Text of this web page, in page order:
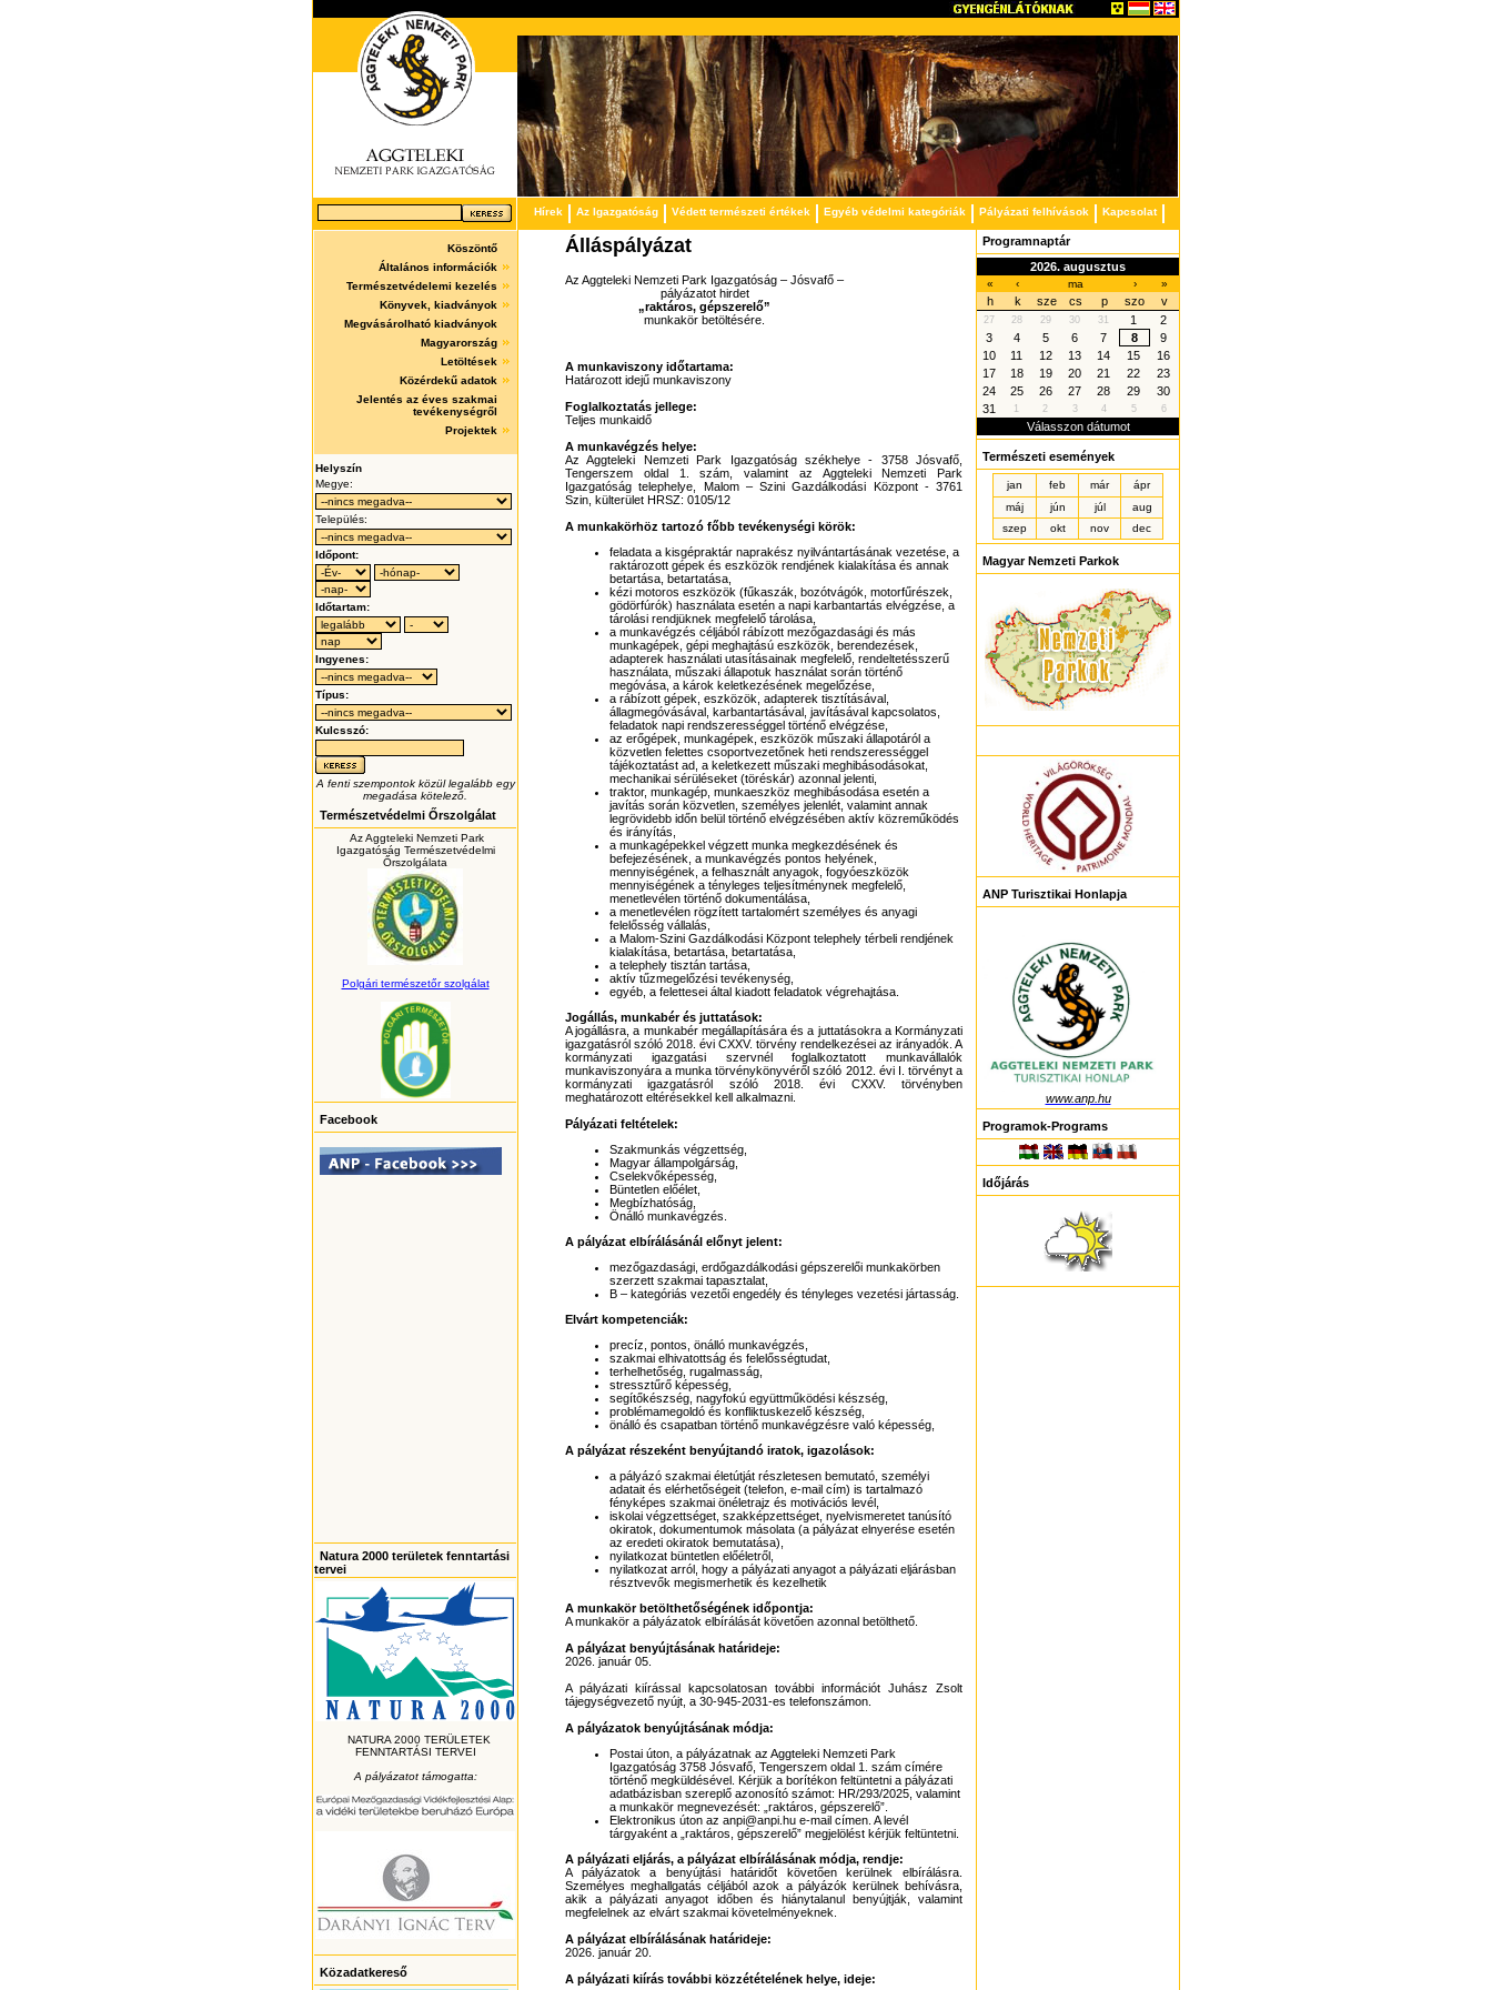
Hírek Az Igazgatóság Védett természeti értékek Egyéb védelmi kategóriák Pályázati felhívások Kapcsolat
Köszöntő
Általános információk
Természetvédelemi kezelés
Könyvek, kiadványok
Megvásárolható kiadványok
Magyarország
Letöltések
Közérdekű adatok
Jelentés az éves szakmai
tevékenységről
Projektek
Helyszín
Megye:
Település:
Időpont:
Időtartam:
Ingyenes:
Típus:
Kulcsszó:
A fenti szempontok közül legalább egy
megadása kötelező.
Természetvédelmi Őrszolgálat
Az Aggteleki Nemzeti Park
Igazgatóság Természetvédelmi
Őrszolgálata
Polgári természetőr szolgálat
Facebook
Natura 2000 területek fenntartási
tervei
NATURA 2000 TERÜLETEK
FENNTARTÁSI TERVEI
A pályázatot támogatta:
Közadatkereső
Álláspályázat
Az Aggteleki Nemzeti Park Igazgatóság – Jósvafő –
pályázatot hirdet
„raktáros, gépszerelő”
munkakör betöltésére.
A munkaviszony időtartama:
Határozott idejű munkaviszony
Foglalkoztatás jellege:
Teljes munkaidő
A munkavégzés helye:
Az Aggteleki Nemzeti Park Igazgatóság székhelye - 3758 Jósvafő,
Tengerszem oldal 1. szám, valamint az Aggteleki Nemzeti Park
Igazgatóság telephelye, Malom – Szini Gazdálkodási Központ - 3761
Szin, külterület HRSZ: 0105/12
A munkakörhöz tartozó főbb tevékenységi körök:
feladata a kisgépraktár naprakész nyilvántartásának vezetése, a
raktározott gépek és eszközök rendjének kialakítása és annak
betartása, betartatása,
kézi motoros eszközök (fűkaszák, bozótvágók, motorfűrészek,
gödörfúrók) használata esetén a napi karbantartás elvégzése, a
tárolási rendjüknek megfelelő tárolása,
a munkavégzés céljából rábízott mezőgazdasági és más
munkagépek, gépi meghajtású eszközök, berendezések,
adapterek használati utasításainak megfelelő, rendeltetésszerű
használata, műszaki állapotuk használat során történő
megóvása, a károk keletkezésének megelőzése,
a rábízott gépek, eszközök, adapterek tisztításával,
állagmegóvásával, karbantartásával, javításával kapcsolatos,
feladatok napi rendszerességgel történő elvégzése,
az erőgépek, munkagépek, eszközök műszaki állapotáról a
közvetlen felettes csoportvezetőnek heti rendszerességgel
tájékoztatást ad, a keletkezett műszaki meghibásodásokat,
mechanikai sérüléseket (töréskár) azonnal jelenti,
traktor, munkagép, munkaeszköz meghibásodása esetén a
javítás során közvetlen, személyes jelenlét, valamint annak
legrövidebb időn belül történő elvégzésében aktív közreműködés
és irányítás,
a munkagépekkel végzett munka megkezdésének és
befejezésének, a munkavégzés pontos helyének,
mennyiségének, a felhasznált anyagok, fogyóeszközök
mennyiségének a tényleges teljesítménynek megfelelő,
menetlevélen történő dokumentálása,
a menetlevélen rögzített tartalomért személyes és anyagi
felelősség vállalás,
a Malom-Szini Gazdálkodási Központ telephely térbeli rendjének
kialakítása, betartása, betartatása,
a telephely tisztán tartása,
aktív tűzmegelőzési tevékenység,
egyéb, a felettesei által kiadott feladatok végrehajtása.
Jogállás, munkabér és juttatások:
A jogállásra, a munkabér megállapítására és a juttatásokra a Kormányzati
igazgatásról szóló 2018. évi CXXV. törvény rendelkezései az irányadók. A
kormányzati igazgatási szervnél foglalkoztatott munkavállalók
munkaviszonyára a munka törvénykönyvéről szóló 2012. évi I. törvényt a
kormányzati igazgatásról szóló 2018. évi CXXV. törvényben
meghatározott eltérésekkel kell alkalmazni.
Pályázati feltételek:
Szakmunkás végzettség,
Magyar állampolgárság,
Cselekvőképesség,
Büntetlen előélet,
Megbízhatóság,
Önálló munkavégzés.
A pályázat elbírálásánál előnyt jelent:
mezőgazdasági, erdőgazdálkodási gépszerelői munkakörben
szerzett szakmai tapasztalat,
B – kategóriás vezetői engedély és tényleges vezetési jártasság.
Elvárt kompetenciák:
precíz, pontos, önálló munkavégzés,
szakmai elhivatottság és felelősségtudat,
terhelhetőség, rugalmasság,
stressztűrő képesség,
segítőkészség, nagyfokú együttműködési készség,
problémamegoldó és konfliktuskezelő készség,
önálló és csapatban történő munkavégzésre való képesség,
A pályázat részeként benyújtandó iratok, igazolások:
a pályázó szakmai életútját részletesen bemutató, személyi
adatait és elérhetőségeit (telefon, e-mail cím) is tartalmazó
fényképes szakmai önéletrajz és motivációs levél,
iskolai végzettséget, szakképzettséget, nyelvismeretet tanúsító
okiratok, dokumentumok másolata (a pályázat elnyerése esetén
az eredeti okiratok bemutatása),
nyilatkozat büntetlen előéletről,
nyilatkozat arról, hogy a pályázati anyagot a pályázati eljárásban
résztvevők megismerhetik és kezelhetik
A munkakör betölthetőségének időpontja:
A munkakör a pályázatok elbírálását követően azonnal betölthető.
A pályázat benyújtásának határideje:
2026. január 05.
A pályázati kiírással kapcsolatosan további információt Juhász Zsolt
tájegységvezető nyújt, a 30-945-2031-es telefonszámon.
A pályázatok benyújtásának módja:
Postai úton, a pályázatnak az Aggteleki Nemzeti Park
Igazgatóság 3758 Jósvafő, Tengerszem oldal 1. szám címére
történő megküldésével. Kérjük a borítékon feltüntetni a pályázati
adatbázisban szereplő azonosító számot: HR/293/2025, valamint
a munkakör megnevezését: „raktáros, gépszerelő”.
Elektronikus úton az anpi@anpi.hu e-mail címen. A levél
tárgyaként a „raktáros, gépszerelő” megjelölést kérjük feltüntetni.
A pályázati eljárás, a pályázat elbírálásának módja, rendje:
A pályázatok a benyújtási határidőt követően kerülnek elbírálásra.
Személyes meghallgatás céljából azok a pályázók kerülnek behívásra,
akik a pályázati anyagot időben és hiánytalanul benyújtják, valamint
megfelelnek az elvárt szakmai követelményeknek.
A pályázat elbírálásának határideje:
2026. január 20.
A pályázati kiírás további közzétételének helye, ideje:
Programnaptár
2026. augusztus
« ‹ ma › »
h k sze cs p szo v
27 28 29 30 31 1
2
3
4 5 6 7 8
9
10
11 12 13 14 15
16
17
18 19 20 21 22
23
24
25 26 27 28 29
30
31
1 2 3 4 5 6
Válasszon dátumot
Természeti események
jan feb már
ápr
máj
jún júl
aug
szep
okt nov dec
Magyar Nemzeti Parkok
ANP Turisztikai Honlapja
www.anp.hu
Programok-Programs
Időjárás